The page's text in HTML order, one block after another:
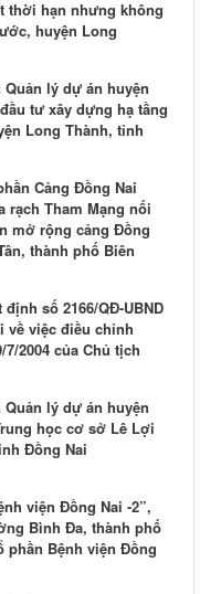
thời hạn nhưng không
huyện Long
lý dự án huyện
tư xây dựng hạ tầng
Long Thành, tỉnh
Cảng Đồng Nai
rạch Tham Mạng nối
mở rộng cảng Đồng
thành phố Biên
số 2166/QĐ-UBND
về việc điều chỉnh
2004 của Chủ tịch
lý dự án huyện
học cơ sở Lê Lợi
Đồng Nai
viện Đồng Nai -2”,
Bình Đa, thành phố
phần Bệnh viện Đồng